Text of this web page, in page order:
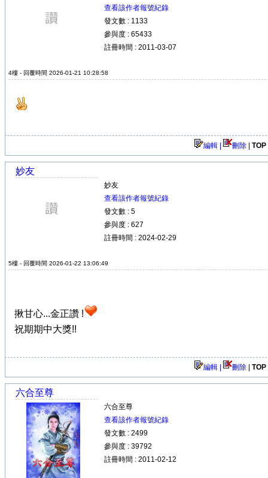
查看該作者報號紀錄
發文數 : 1133
參與度 : 65433
註冊時間 : 2011-03-07
4樓 - 回覆時間 2026-01-21 10:28:58
編輯 | 刪除 TOP
妙友
妙友
查看該作者報號紀錄
發文數 : 5
參與度 : 627
註冊時間 : 2024-02-29
5樓 - 回覆時間 2026-01-22 13:06:49
揪甘心...金正讚 !
祝期期中大獎!!
編輯 | 刪除 TOP
六合至尊
六合至尊
查看該作者報號紀錄
發文數 : 2499
參與度 : 39792
註冊時間 : 2011-02-12